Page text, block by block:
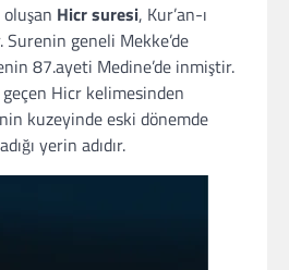
Hicr suresi, Kur’an-ı
Surenin geneli Mekke’de
87.ayeti Medine’de inmiştir.
geçen Hicr kelimesinden
kuzeyinde eski dönemde
yerin adıdır.